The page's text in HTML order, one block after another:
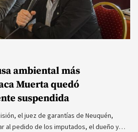
ambiental más
Muerta quedó
suspendida
el juez de garantías de Neuquén,
al pedido de los imputados, el dueño y…